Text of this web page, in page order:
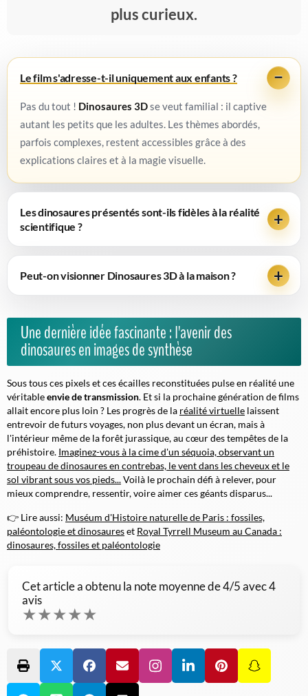
plus curieux.
Le film s'adresse-t-il uniquement aux enfants ?
Pas du tout ! Dinosaures 3Dse veut familial : il captive
autant les petits que les adultes. Les thèmes abordés,
parfois complexes, restent accessibles grâce à des
explications claires et à la magie visuelle.
Les dinosaures présentés sont-ils fidèles à la réalité
scientifique ?
Peut-on visionner Dinosaures 3D à la maison ?
Une dernière idée fascinante : l'avenir des
dinosaures en images de synthèse
Sous tous ces pixels et ces écailles reconstituées pulse en réalité une
véritableenvie de transmission. Et si la prochaine génération de films
allait encore plus loin ? Les progrès de la réalité virtuelle laissent
entrevoir de futurs voyages, non plus devant un écran, mais à
l'intérieur même de la forêt jurassique, au cœur des tempêtes de la
préhistoire. Imaginez-vous à la cime d'un séquoia, observant un
troupeau de dinosaures en contrebas, le vent dans les cheveux et le
sol vibrant sous vos pieds...Voilà le prochain défi à relever, pour
mieux comprendre, ressentir, voire aimer ces géants disparus...
👉 Lire aussi: Muséum d'Histoire naturelle de Paris : fossiles,
paléontologie et dinosaureset Royal Tyrrell Museum au Canada :
dinosaures, fossiles et paléontologie
Cet article a obtenu la note moyenne de4/5 avec4
avis
★★★★★